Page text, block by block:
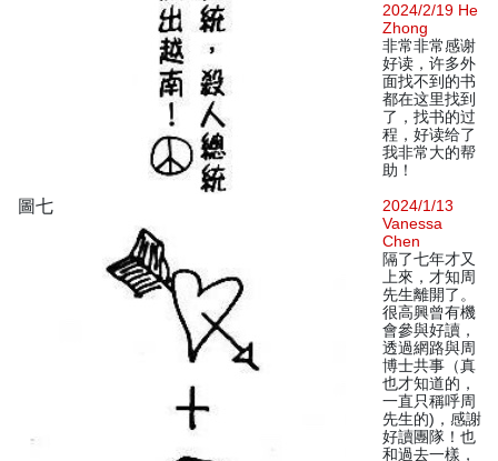
圖七
2024/2/19 He
Zhong
非常非常感谢
好读，许多外
面找不到的书
都在这里找到
了，找书的过
程，好读给了
我非常大的帮
助！
2024/1/13
Vanessa
Chen
隔了七年才又
上來，才知周
先生離開了。
很高興曾有機
會參與好讀，
透過網路與周
博士共事（真
也才知道的，
一直只稱呼周
先生的)，感謝
好讀團隊！也
和過去一樣，